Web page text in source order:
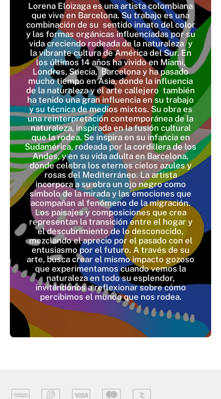
Lorena Eloizaga es una artista colombiana
que vive en Barcelona. Su trabajo es una
combinación de su sentido innato del color
y las formas orgánicas influenciadas por su
vida creciendo rodeada de la naturaleza y
la vibrante cultura de América del Sur. En
los últimos 14 años ha vivido en Miami,
Londres, Suecia, Barcelona y ha pasado
mucho tiempo en Asia, donde la influencia
de la naturaleza y el arte callejero también
ha tenido una gran influencia en su trabajo
y su técnica de medios mixtos. Su obra es
una reinterpretación contemporánea de la
naturaleza, inspirada en la fusión cultural
que la rodea. Se inspira en su infancia en
Sudamérica, rodeada por la cordillera de los
Andes, y en su vida adulta en Barcelona,
donde celebra los eternos cielos azules y
rosas del Mediterráneo. La artista
incorpora a su obra un ojo negro como
símbolo de la mirada y las emociones que
acompañan al fenómeno de la migración.
Los paisajes y composiciones que crea
representan la transición entre el hogar y
el descubrimiento de lo desconocido,
mezclando el aprecio por el pasado con el
entusiasmo por el futuro. A través de su
arte, busca crear el mismo impacto gozoso
que experimentamos cuando vemos la
naturaleza en todo su esplendor,
invitándonos a reflexionar sobre cómo
percibimos el mundo que nos rodea.